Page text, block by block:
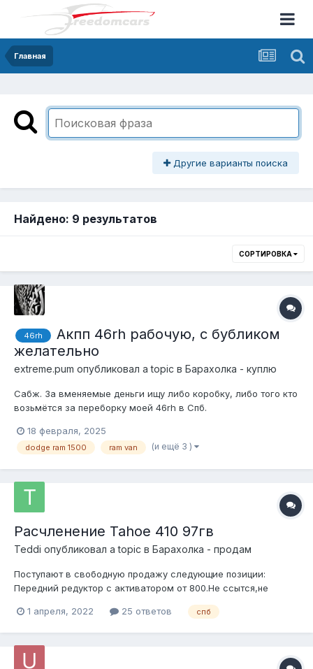
Главная
Другие варианты поиска
Найдено: 9 результатов
СОРТИРОВКА
46rh
Акпп 46rh рабочую, с бубликом
желательно
extreme.pum опубликовал a topic в Барахолка - куплю
Сабж. За вменяемые деньги ищу либо коробку, либо того кто
возьмётся за переборку моей 46rh в Спб.
18 февраля, 2025
dodge ram 1500 ram van (и ещё 3 )
Расчленение Tahoe 410 97гв
Teddi опубликовал a topic в Барахолка - продам
Поступают в свободную продажу следующие позиции:
Передний редуктор с активатором от 800.Не ссытся,не
1 апреля, 2022
25 ответов спб